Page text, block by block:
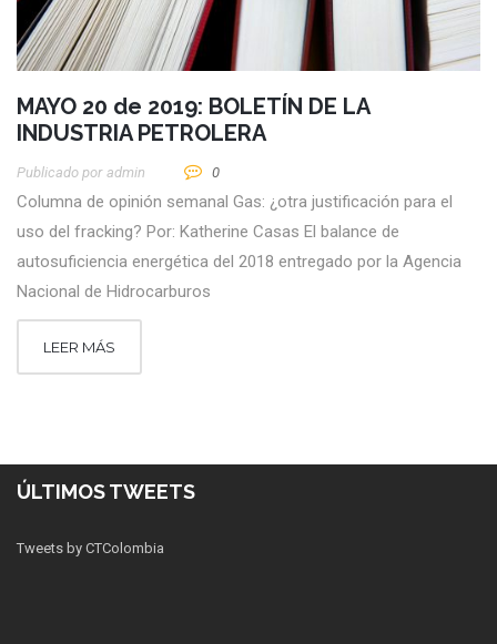
MAYO 20 de 2019: BOLETÍN DE LA
INDUSTRIA PETROLERA
Publicado por Admin 0
Columna de opinión semanal Gas: ¿otra justificación para el
uso del fracking? Por: Katherine Casas El balance de
autosuficiencia energética del 2018 entregado por la Agencia
Nacional de Hidrocarburos
LEER MÁS
ÚLTIMOS TWEETS
Tweets by CTColombia